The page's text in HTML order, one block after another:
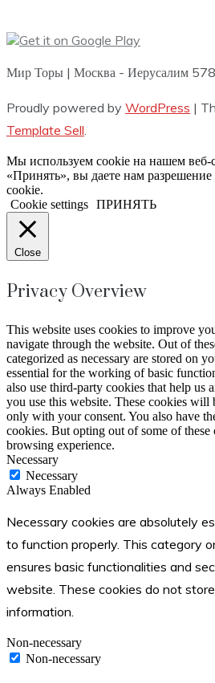
Мир Торы | Москва - Иерусалим
Proudly powered by WordPress |
Template Sell.
Мы используем cookie на нашем веб-
«Принять», вы даете нам
cookie.
Cookie settings ПРИНЯТЬ
Close
Privacy Overview
This website uses cookies to improve
navigate through the website. Out of
categorized as necessary are stored on
essential for the working of basic
also use third-party cookies that help us
you use this website. These cookies will
only with your consent. You also have
cookies. But opting out of some of
browsing experience.
Necessary
Necessary
Always Enabled
Necessary cookies are absolutely
to function properly. This category
ensures basic functionalities and
website. These cookies do not
information.
Non-necessary
Non-necessary